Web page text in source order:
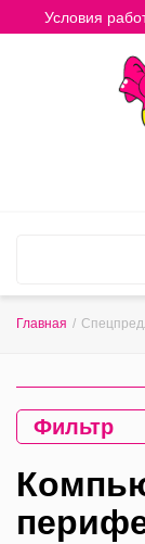
Условия
Главная /
Фильтр